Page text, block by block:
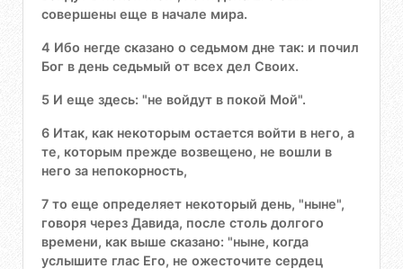
совершены еще в начале мира.
4 Ибо негде сказано о седьмом дне так: и почил
Бог в день седьмый от всех дел Своих.
5 И еще здесь: "не войдут в покой Мой".
6 Итак, как некоторым остается войти в него, а
те, которым прежде возвещено, не вошли в
него за непокорность,
7 то еще определяет некоторый день, "ныне",
говоря через Давида, после столь долгого
времени, как выше сказано: "ныне, когда
услышите глас Его, не ожесточите сердец